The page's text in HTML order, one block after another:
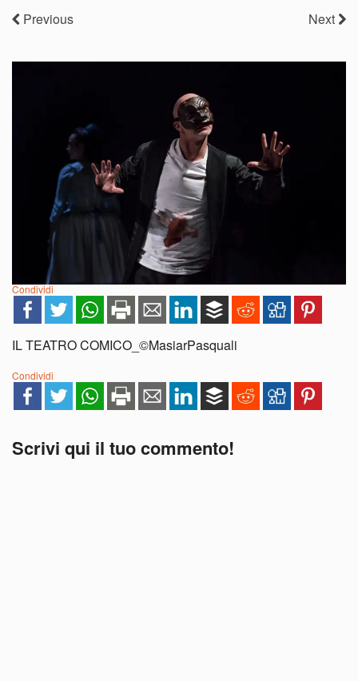
Previous Next
Condividi
IL TEATRO COMICO_©MasiarPasquali
Condividi
Scrivi qui il tuo commento!